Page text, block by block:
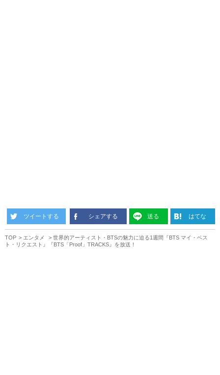
ツイートする シェアする 送る はてな
TOP エンタメ
世界的アーティスト・BTSの魅力に迫る1週間『BTS マイ・ベス
ト・リクエスト』『BTS「Proof」TRACKS』を放送！